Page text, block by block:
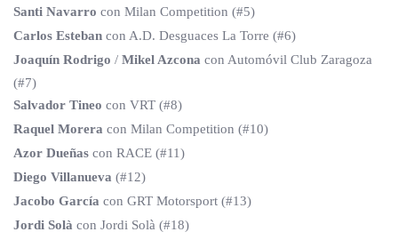
Santi Navarro con Milan Competition (#5)
Carlos Esteban con A.D. Desguaces La Torre (#6)
Joaquín Rodrigo / Mikel Azcona con Automóvil Club Zaragoza
(#7)
Salvador Tineo con VRT (#8)
Raquel Morera con Milan Competition (#10)
Azor Dueñas con RACE (#11)
Diego Villanueva (#12)
Jacobo García con GRT Motorsport (#13)
Jordi Solà con Jordi Solà (#18)